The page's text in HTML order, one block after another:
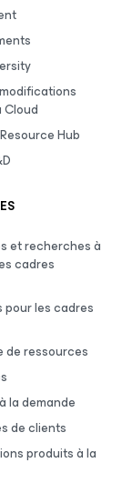
Cloud
Hub
et recherches à
cadres
pour les cadres
de ressources
la demande
de clients
produits à la